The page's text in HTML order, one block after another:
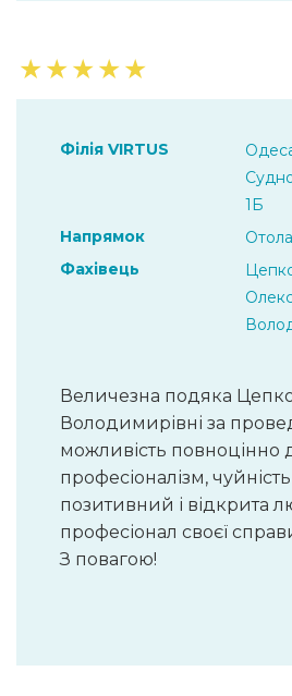
★★★★★
Філія VIRTUS
1Б
Напрямок
Фахівець
Величезна подяка
Володимирівні за
можливість повноцінно
професіоналізм,
позитивний і відкрита
професіонал своєї
З повагою!